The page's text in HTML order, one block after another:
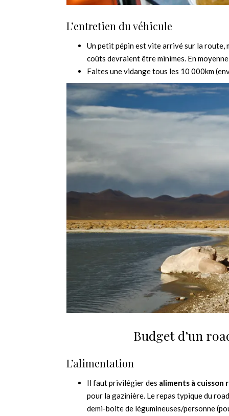
L’entretien du véhicule
Un petit pépin est vite arrivé sur la route,
coûts devraient être minimes. En
Faites une vidange tous les 10 000km
Budget d’un
L’alimentation
Il faut privilégier des aliments à cuisson
pour la gazinière. Le repas typique du
demi-boite de légumineuses/personne